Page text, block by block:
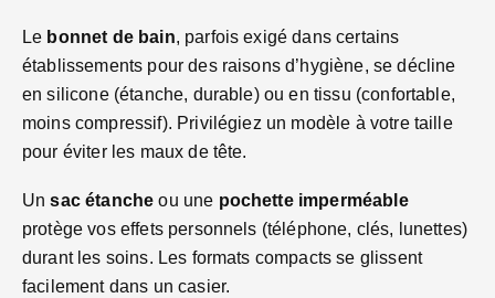
Le bonnet de bain, parfois exigé dans certains
établissements pour des raisons d’hygiène, se décline
en silicone (étanche, durable) ou en tissu (confortable,
moins compressif). Privilégiez un modèle à votre taille
pour éviter les maux de tête.
Unsac étanche ou une pochette imperméable
protège vos effets personnels (téléphone, clés, lunettes)
durant les soins. Les formats compacts se glissent
facilement dans un casier.